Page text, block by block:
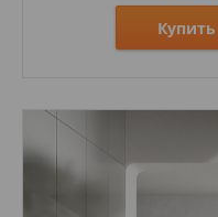
Купить
Стили: Под бетон; Пэчворк;
Цвета: